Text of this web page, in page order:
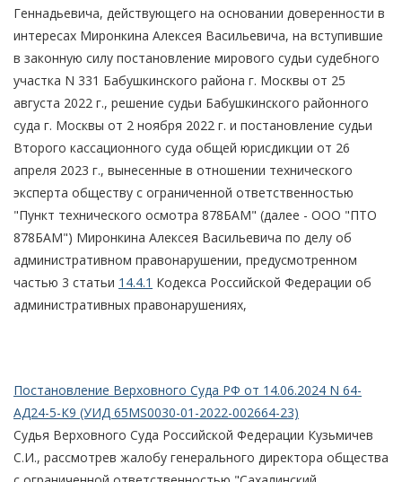
Геннадьевича, действующего на основании доверенности в
интересах Миронкина Алексея Васильевича, на вступившие
в законную силу постановление мирового судьи судебного
участка N 331 Бабушкинского района г. Москвы от 25
августа 2022 г., решение судьи Бабушкинского районного
суда г. Москвы от 2 ноября 2022 г. и постановление судьи
Второго кассационного суда общей юрисдикции от 26
апреля 2023 г., вынесенные в отношении технического
эксперта обществу с ограниченной ответственностью
"Пункт технического осмотра 878БАМ" (далее - ООО "ПТО
878БАМ") Миронкина Алексея Васильевича по делу об
административном правонарушении, предусмотренном
частью 3 статьи 14.4.1 Кодекса Российской Федерации об
административных правонарушениях,
Постановление Верховного Суда РФ от 14.06.2024 N 64-
АД24-5-К9 (УИД 65MS0030-01-2022-002664-23)
Судья Верховного Суда Российской Федерации Кузьмичев
С.И., рассмотрев жалобу генерального директора общества